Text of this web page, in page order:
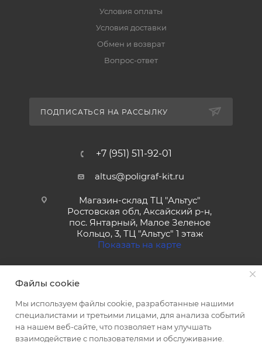
Условия оплаты
Условия доставки
Обмен и возврат
Вопрос-ответ
ПОДПИСАТЬСЯ НА РАССЫЛКУ
+7 (951) 511-92-01
altus@poligraf-kit.ru
Магазин-склад ТЦ "Альтус"
Ростовская обл, Аксайский р-н,
пос. Янтарный, Малое Зеленое
Кольцо, 3, ТЦ "Альтус" 1 этаж
Показать на карте
2026 © Полиграф кит - интернет-магазин
Файлы cookie
Мы используем файлы cookie, разработанные нашими
специалистами и третьими лицами, для анализа событий
на нашем веб-сайте, что позволяет нам улучшать
взаимодействие с пользователями и обслуживание.